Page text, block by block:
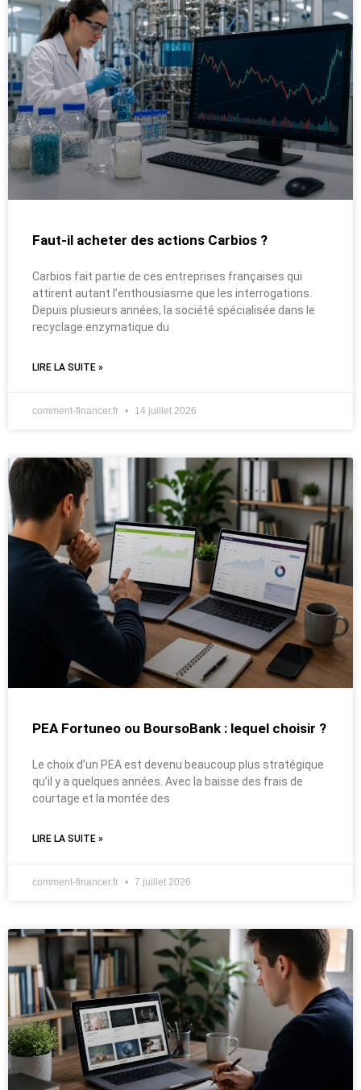
Faut-il acheter des actions Carbios ?
Carbios fait partie de ces entreprises françaises qui
attirent autant l’enthousiasme que les interrogations.
Depuis plusieurs années, la société spécialisée dans le
recyclage enzymatique du
LIRE LA SUITE »
comment-financer.fr 14 juillet 2026
PEA Fortuneo ou BoursoBank : lequel choisir ?
Le choix d’un PEA est devenu beaucoup plus stratégique
qu’il y a quelques années. Avec la baisse des frais de
courtage et la montée des
LIRE LA SUITE »
comment-financer.fr 7 juillet 2026